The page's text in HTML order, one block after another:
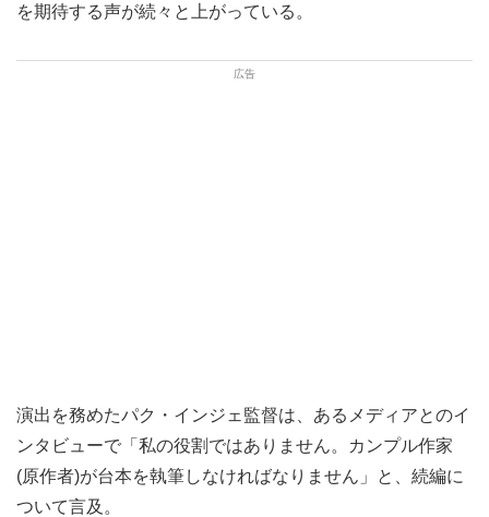
を期待する声が続々と上がっている。
演出を務めたパク・インジェ監督は、あるメディアとのイ
ンタビューで「私の役割ではありません。カンプル作家
(原作者)が台本を執筆しなければなりません」と、続編に
ついて言及。